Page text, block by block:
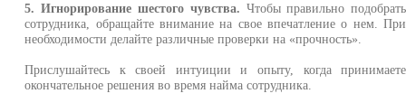
5. Игнорирование шестого чувства. Чтобы правильно подобрать
сотрудника, обращайте внимание на свое впечатление о нем. При
необходимости делайте различные проверки на «прочность».
Прислушайтесь к своей интуиции и опыту, когда принимаете
окончательное решения во время найма сотрудника.